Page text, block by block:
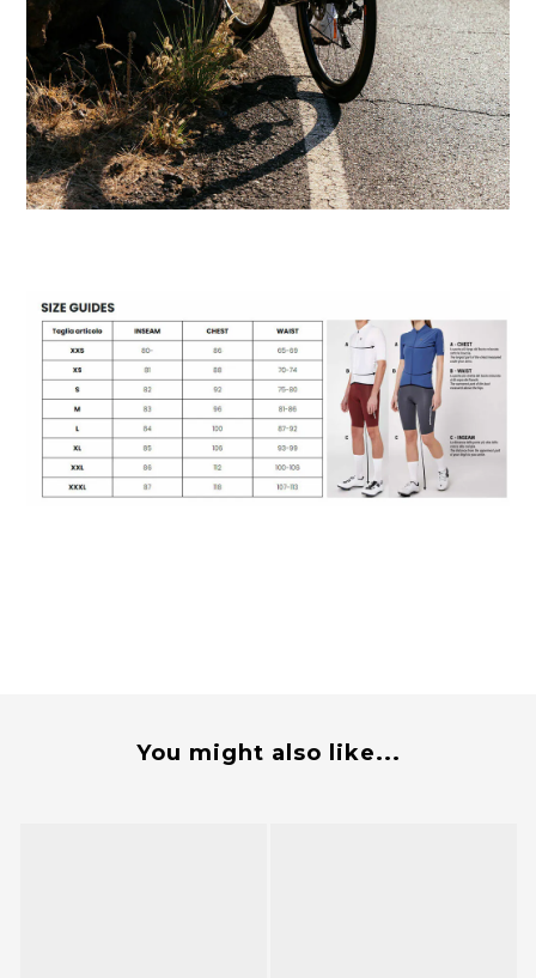
You might also like...